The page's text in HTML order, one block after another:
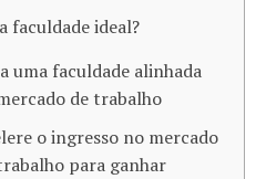
faculdade ideal?
uma faculdade alinhada
de trabalho
o ingresso no mercado
para ganhar